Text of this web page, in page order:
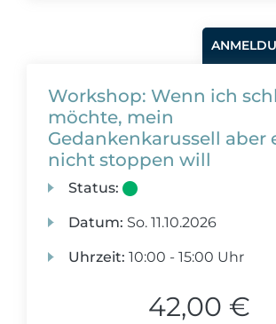
Workshop: Wenn ich
möchte, mein
Gedankenkarussell aber
nicht stoppen will
Status:
Datum: So. 11.10.2026
Uhrzeit: 10:00 - 15:00 Uhr
42,00 €